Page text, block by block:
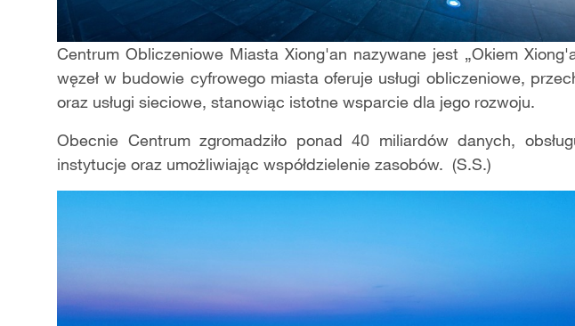
Centrum Obliczeniowe Miasta Xiong'an nazywane jest „Okiem
węzeł w budowie cyfrowego miasta oferuje usługi obliczeniowe,
oraz usługi sieciowe, stanowiąc istotne wsparcie dla jego rozwoju.
Obecnie Centrum zgromadziło ponad 40 miliardów danych,
instytucje oraz umożliwiając współdzielenie zasobów. (S.S.)